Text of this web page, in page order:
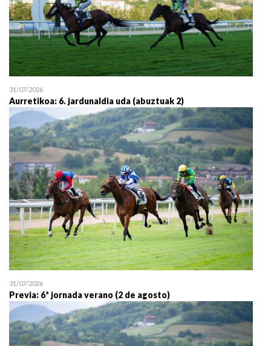
31/07/2026
Aurretikoa: 6. jardunaldia uda (abuztuak 2)
31/07/2026
Previa: 6ª jornada verano (2 de agosto)